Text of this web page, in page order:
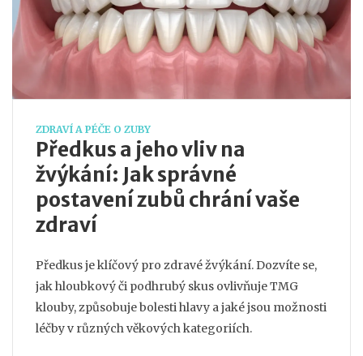
ZDRAVÍ A PÉČE O ZUBY
Předkus a jeho vliv na
žvýkání: Jak správné
postavení zubů chrání vaše
zdraví
Předkus je klíčový pro zdravé žvýkání. Dozvíte se,
jak hloubkový či podhrubý skus ovlivňuje TMG
klouby, způsobuje bolesti hlavy a jaké jsou možnosti
léčby v různých věkových kategoriích.